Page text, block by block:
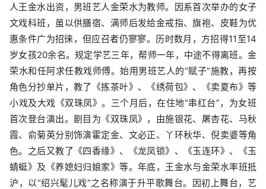
人王金水出资，男班艺人金荣水为教师。因系首次举办的女子
文戏科班，虽以供膳宿、满师后发给金戒指、旗袍、皮鞋为优
惠条件广为招徕，但应召者仍寥寥。历时数月，方招得11至14
岁女孩20余名。规定学艺三年，帮师一年，中途不得离班。金
荣水和任阿求任教戏师傅。始用男班艺人的“赋子”施教，再按
角色分抄单片，教了《拣茶叶》、《绣荷包》、《卖夏布》等
小戏及大戏《双珠凤》。三个月后，在住地“串红台”，为女班
首次登台演出。剧目为《双珠凤》，由施银花、屠杏花、马秋
霞、俞菊英分别饰演霍定金、文必正、丫环秋华、倪卖婆等角
色。之后又教了《四香缘》、《龙凤锁》、《玉连环》、《玉
蜻蜓》及《养媳妇归娘家》等。年底，王金水与金荣水率班抵
沪，以“绍兴髦儿戏”之名称演于升平歌舞台。因初上舞台，艺